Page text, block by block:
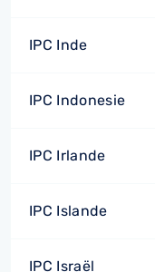
IPC Inde
IPC Indonesie
IPC Irlande
IPC Islande
IPC Israël